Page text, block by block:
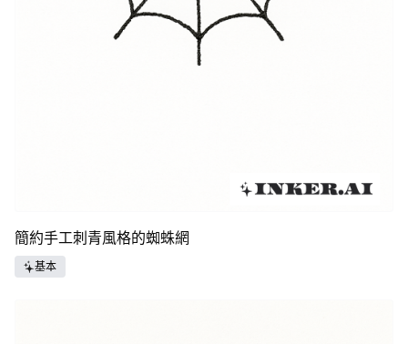
簡約手工刺青風格的蜘蛛網
基本